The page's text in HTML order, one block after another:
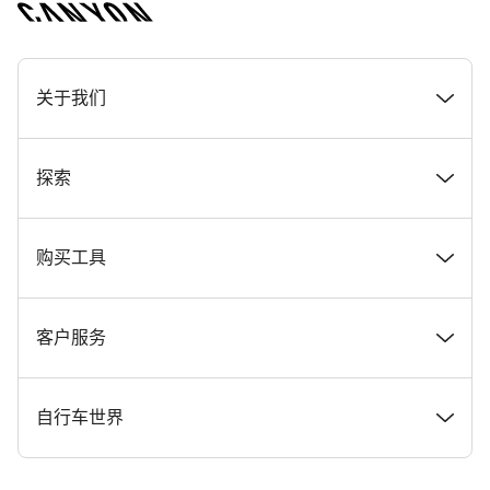
[footer.linksList.title]
关于我们
奖项
在 Canyon 工作
Canyon 新闻发布室
条款和条件
探索
新闻和故事
提示和建议
Canyon Home Koblenz
购买工具
找到您梦寐以求的 Canyon 自行车
现货自行车
客户服务
支持中心
自行车世界